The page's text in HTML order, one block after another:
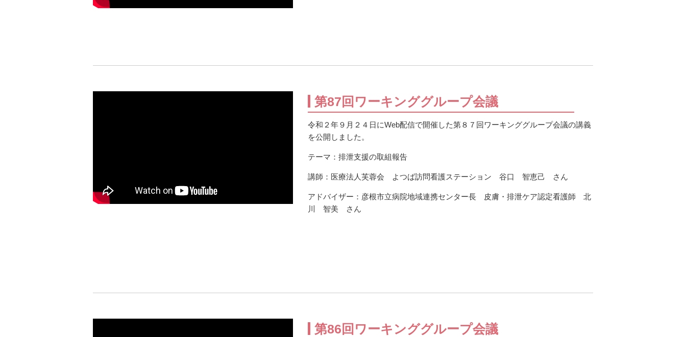
第87回ワーキンググループ会議
令和２年９月２４日にWeb配信で開催した第８７回ワーキンググループ会議の講義
を公開しました。
テーマ：排泄支援の取組報告
講師：医療法人芙蓉会 よつば訪問看護ステーション 谷口 智恵己 さん
アドバイザー：彦根市立病院地域連携センター長 皮膚・排泄ケア認定看護師 北
川 智美 さん
第86回ワーキンググループ会議